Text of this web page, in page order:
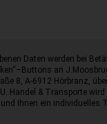
Daten werden bei
an
8, A-6912 Hörbranz,
Handel & Transporte
Ihnen ein individuelles